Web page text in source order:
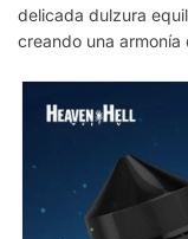
delicada dulzura
creando una